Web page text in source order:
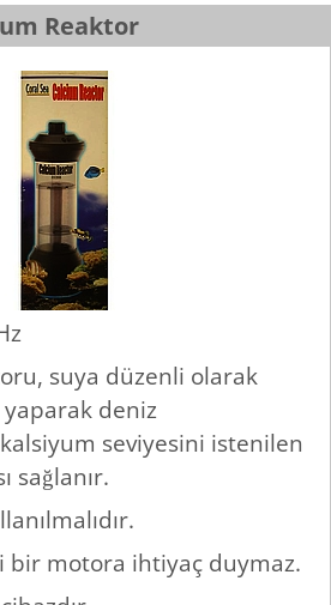
Reaktor
suya düzenli olarak
yaparak deniz
seviyesini istenilen
sağlanır.
bir motora ihtiyaç duymaz.